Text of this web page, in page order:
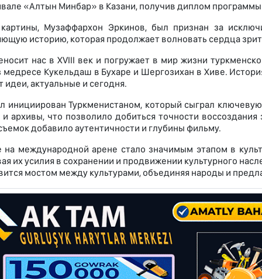
«Алтын Минбар» в Казани, получив диплом
Музаффархон Эркинов, был признан за
историю, которая продолжает волновать сердца
нас в XVIII век и погружает в мир жизни
медресе Кукельдаш в Бухаре и Шергозихан в Хиве.
идеи, актуальные и сегодня.
инициирован Туркменистаном, который сыграл
архивы, что позволило добиться точности
добавило аутентичности и глубины фильму.
на международной арене стало значимым этапом в
их усилия в сохранении и продвижении культурного
мостом между культурами, объединяя народы и